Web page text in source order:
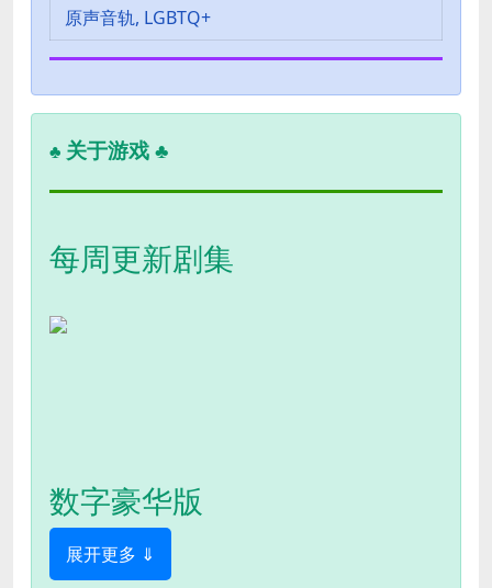
原声音轨, LGBTQ+
♣ 关于游戏 ♣
每周更新剧集
数字豪华版
展开更多 ⇓